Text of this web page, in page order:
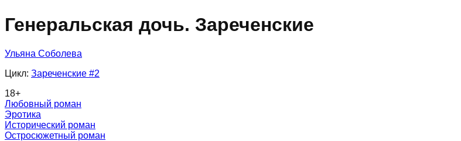
Генеральская дочь. Зареченские
Ульяна Соболева
Цикл: Зареченские #2
18+
Любовный роман
Эротика
Исторический роман
Остросюжетный роман